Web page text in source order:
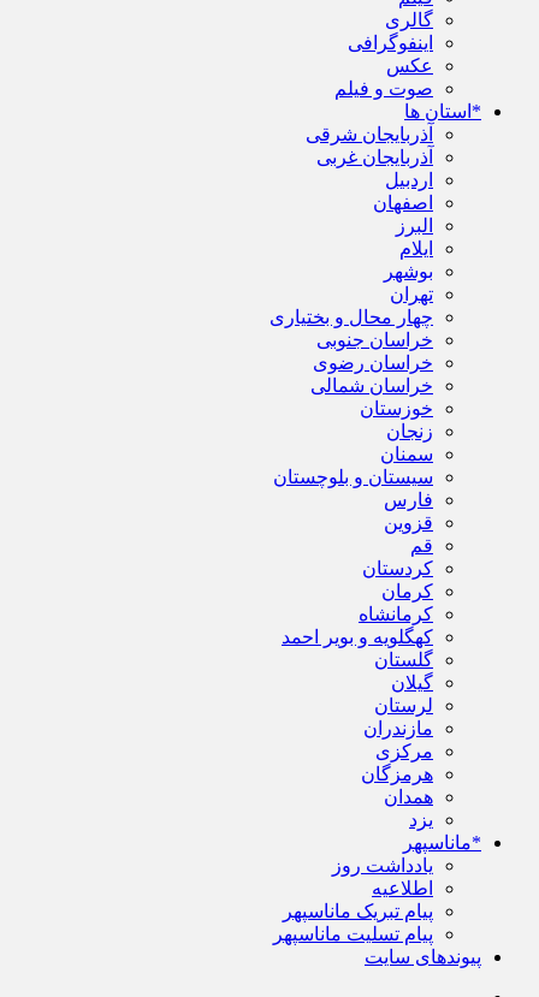
گالری
اینفوگرافی
عکس
صوت و فیلم
*استان ها
آذربایجان شرقی
آذربایجان غربی
اردبیل
اصفهان
البرز
ایلام
بوشهر
تهران
چهار محال و بختیاری
خراسان جنوبی
خراسان رضوی
خراسان شمالی
خوزستان
زنجان
سمنان
سیستان و بلوچستان
فارس
قزوین
قم
کردستان
کرمان
کرمانشاه
کهگلویه و بویر احمد
گلستان
گیلان
لرستان
مازندران
مرکزی
هرمزگان
همدان
یزد
*ماناسپهر
یادداشت روز
اطلاعیه
پیام تبریک ماناسپهر
پیام تسلیت ماناسپهر
پیوندهای سایت